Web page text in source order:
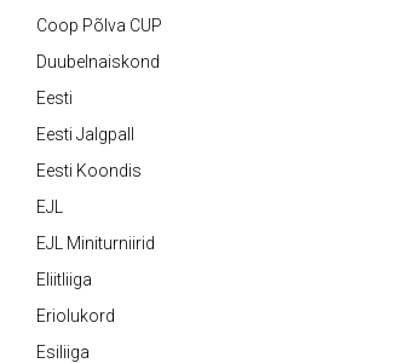
Coop Põlva CUP
Duubelnaiskond
Eesti
Eesti Jalgpall
Eesti Koondis
EJL
EJL Miniturniirid
Eliitliiga
Eriolukord
Esiliiga